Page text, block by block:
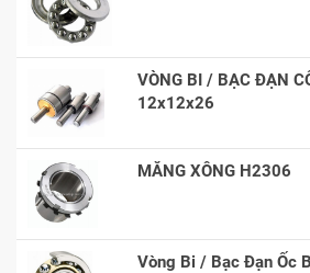
VÒNG BI / BẠC ĐẠN
12x12x26
MĂNG XÔNG H2306
Vòng Bi / Bạc Đạn Ốc